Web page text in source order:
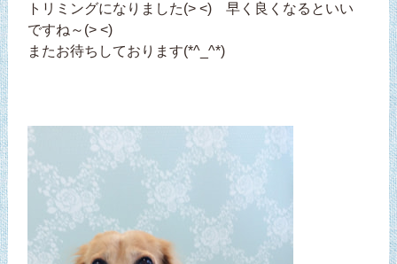
トリミングになりました(> <) 早く良くなるといい
ですね～(> <)
またお待ちしております(*^_^*)